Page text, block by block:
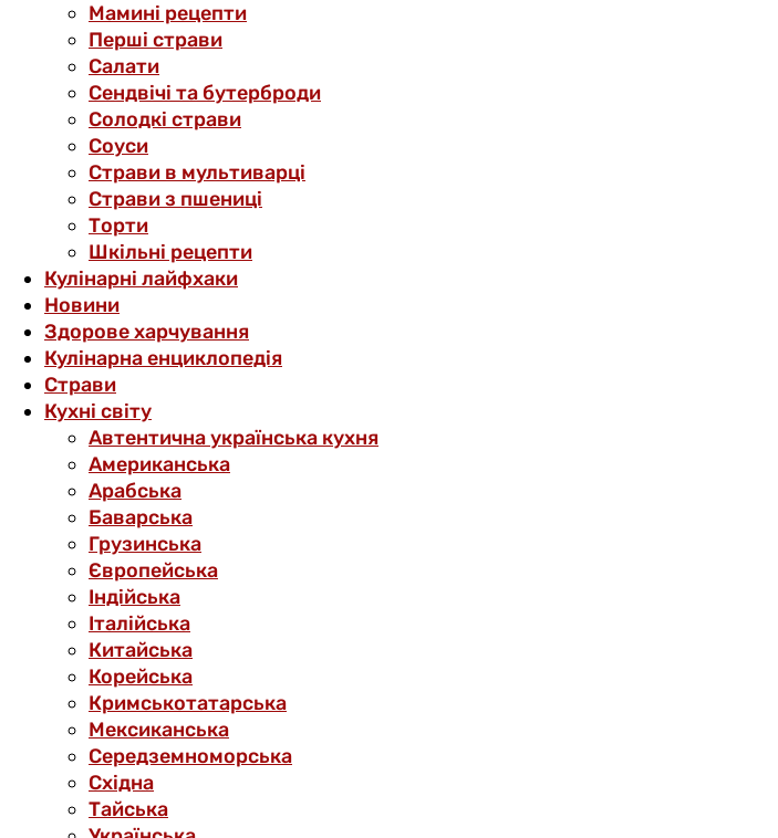
Мамині рецепти
Перші страви
Салати
Сендвічі та бутерброди
Солодкі страви
Соуси
Страви в мультиварці
Страви з пшениці
Торти
Шкільні рецепти
Кулінарні лайфхаки
Новини
Здорове харчування
Кулінарна енциклопедія
Страви
Кухні світу
Автентична українська кухня
Американська
Арабська
Баварська
Грузинська
Європейська
Індійська
Італійська
Китайська
Корейська
Кримськотатарська
Мексиканська
Середземноморська
Східна
Тайська